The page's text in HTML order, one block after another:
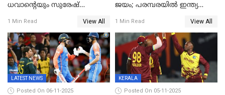
ധവാന്‍റെയും സുരേഷ്
കണ്ടുകെട്ടി
1 Min Read View All
ജയം; പരമ്പരയിൽ ഇന്ത്യ
1 Min Read View All
LATEST NEWS
Posted On 06-11-2025
KERALA
Posted On 05-11-2025